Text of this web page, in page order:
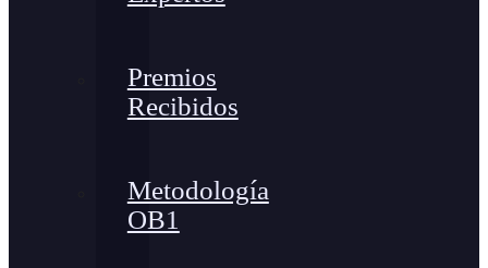
Premios
Recibidos
Metodología
OB1